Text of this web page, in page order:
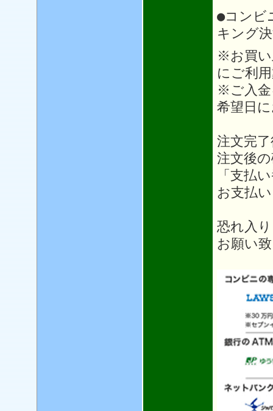
●コンビ
キング
※お買い
にご利
※ご入金
希望日
注文完
注文後
「支払
お支払
恐れ入
お願い